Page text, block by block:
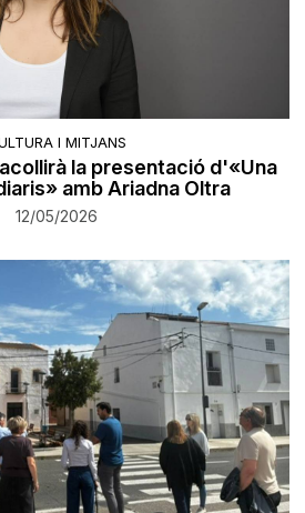
I MITJANS
la presentació d'«Una
amb Ariadna Oltra
12/05/2026